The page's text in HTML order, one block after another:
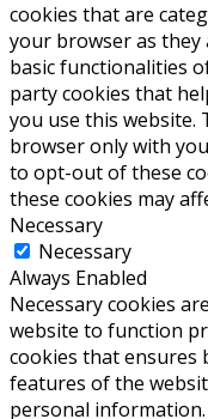
cookies that are
your browser as
basic functionalities
party cookies that
you use this website.
browser only with
to opt-out of these
these cookies may
Necessary
Necessary
Always Enabled
Necessary cookies
website to function
cookies that ensures
features of the
personal information.